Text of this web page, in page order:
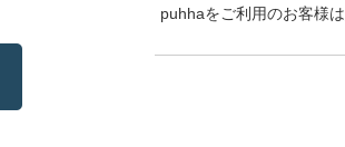
puhhaをご利用のお客様は